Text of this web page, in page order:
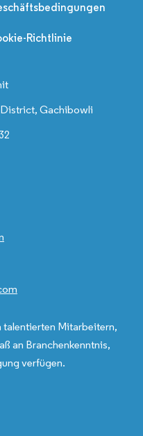
Richtlinie
Gachibowli
talentierten Mitarbeitern,
an Branchenkenntnis,
verfügen.